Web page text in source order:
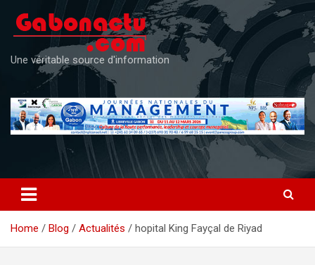
content
Une véritable source d'information
Home Blog Actualités hopital King Fayçal de Riyad